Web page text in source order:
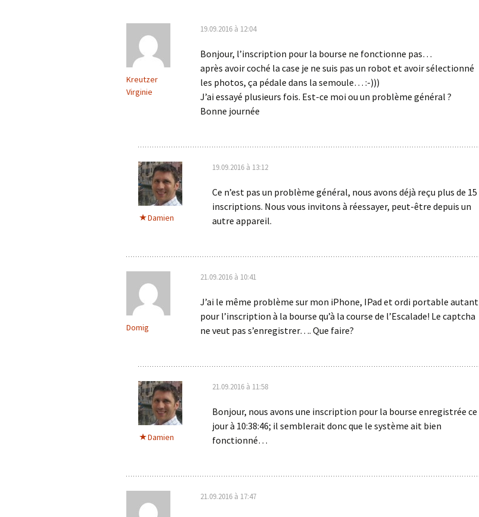
Kreutzer
Virginie
19.09.2016 à 12:04
Bonjour, l’inscription pour la bourse ne fonctionne pas…
après avoir coché la case je ne suis pas un robot et avoir sélectionné
les photos, ça pédale dans la semoule… :-)))
J’ai essayé plusieurs fois. Est-ce moi ou un problème général ?
Bonne journée
Damien
19.09.2016 à 13:12
Ce n’est pas un problème général, nous avons déjà reçu plus de 15
inscriptions. Nous vous invitons à réessayer, peut-être depuis un
autre appareil.
Domig
21.09.2016 à 10:41
J’ai le même problème sur mon iPhone, IPad et ordi portable autant
pour l’inscription à la bourse qu’à la course de l’Escalade! Le captcha
ne veut pas s’enregistrer…. Que faire?
Damien
21.09.2016 à 11:58
Bonjour, nous avons une inscription pour la bourse enregistrée ce
jour à 10:38:46; il semblerait donc que le système ait bien
fonctionné…
21.09.2016 à 17:47